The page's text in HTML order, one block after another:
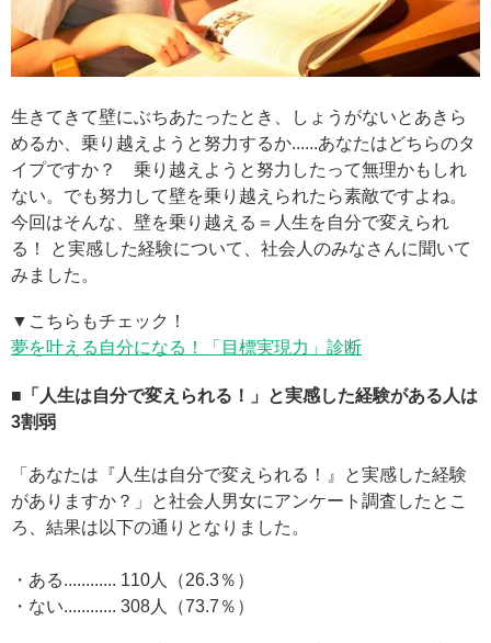
生きてきて壁にぶちあたったとき、しょうがないとあきら
めるか、乗り越えようと努力するか......あなたはどちらのタ
イプですか？ 乗り越えようと努力したって無理かもしれ
ない。でも努力して壁を乗り越えられたら素敵ですよね。
今回はそんな、壁を乗り越える＝人生を自分で変えられ
る！ と実感した経験について、社会人のみなさんに聞いて
みました。
▼こちらもチェック！
夢を叶える自分になる！「目標実現力」診断
■「人生は自分で変えられる！」と実感した経験がある人は
3割弱
「あなたは『人生は自分で変えられる！』と実感した経験
がありますか？」と社会人男女にアンケート調査したとこ
ろ、結果は以下の通りとなりました。
・ある............ 110人（26.3％）
・ない............ 308人（73.7％）